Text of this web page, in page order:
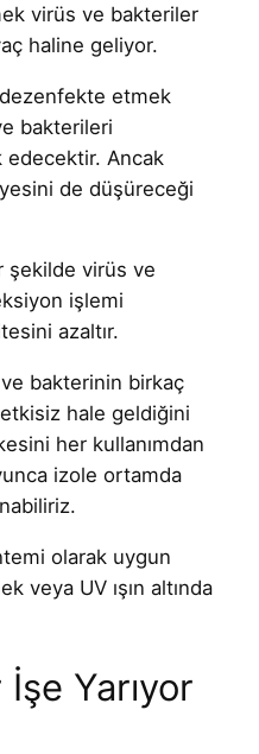
virüs ve bakteriler
haline geliyor.
etmek
bakterileri
edecektir. Ancak
de düşüreceği
şekilde virüs ve
işlemi
azaltır.
bakterinin birkaç
hale geldiğini
her kullanımdan
izole ortamda
olarak uygun
veya UV ışın altında
Yarıyor